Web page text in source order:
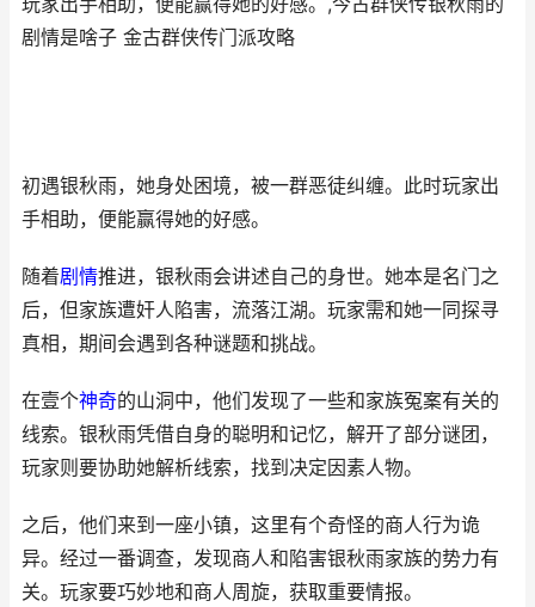
剧情是啥子 金古群侠传门派攻略
初遇银秋雨，她身处困境，被一群恶徒纠缠。此时玩家出
手相助，便能赢得她的好感。
随着剧情推进，银秋雨会讲述自己的身世。她本是名门之
后，但家族遭奸人陷害，流落江湖。玩家需和她一同探寻
真相，期间会遇到各种谜题和挑战。
在壹个神奇的山洞中，他们发现了一些和家族冤案有关的
线索。银秋雨凭借自身的聪明和记忆，解开了部分谜团，
玩家则要协助她解析线索，找到决定因素人物。
之后，他们来到一座小镇，这里有个奇怪的商人行为诡
异。经过一番调查，发现商人和陷害银秋雨家族的势力有
关。玩家要巧妙地和商人周旋，获取重要情报。